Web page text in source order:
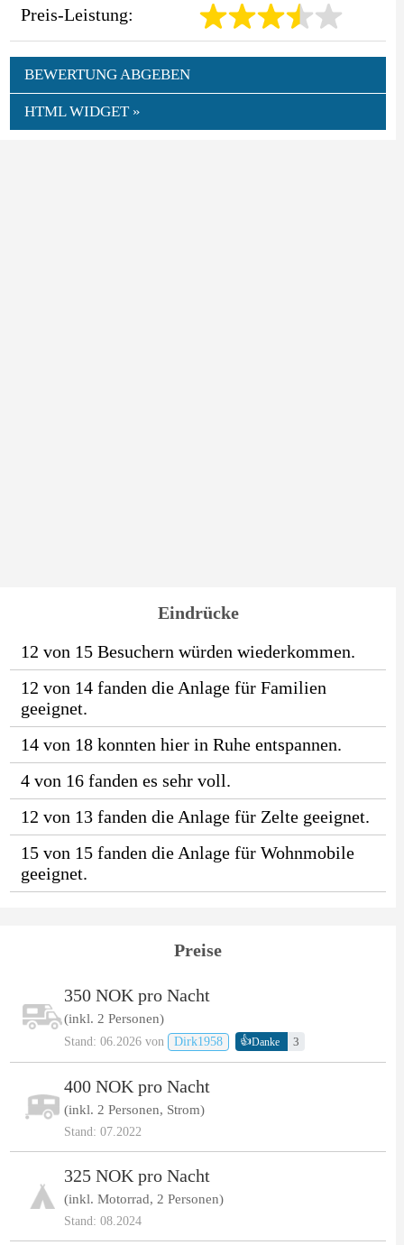
Preis-Leistung:
BEWERTUNG ABGEBEN
HTML WIDGET »
Eindrücke
12 von 15 Besuchern würden wiederkommen.
12 von 14 fanden die Anlage für Familien
geeignet.
14 von 18 konnten hier in Ruhe entspannen.
4 von 16 fanden es sehr voll.
12 von 13 fanden die Anlage für Zelte geeignet.
15 von 15 fanden die Anlage für Wohnmobile
geeignet.
Preise
350 NOK pro Nacht
(inkl. 2 Personen)
Stand: 06.2026 von Dirk1958 👍Danke 3
400 NOK pro Nacht
(inkl. 2 Personen, Strom)
Stand: 07.2022
325 NOK pro Nacht
(inkl. Motorrad, 2 Personen)
Stand: 08.2024